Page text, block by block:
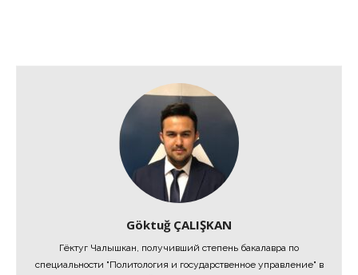
Göktuğ ÇALIŞKAN
Гёктуг Чалышкан, получивший степень бакалавра по
специальности "Политология и государственное управление" в